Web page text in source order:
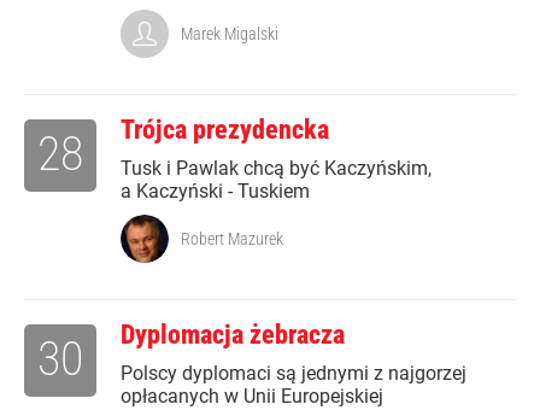
Marek Migalski
Trójca prezydencka
Tusk i Pawlak chcą być Kaczyńskim,
a Kaczyński - Tuskiem
28
Robert Mazurek
Dyplomacja żebracza
Polscy dyplomaci są jednymi z najgorzej
opłacanych w Unii Europejskiej
30